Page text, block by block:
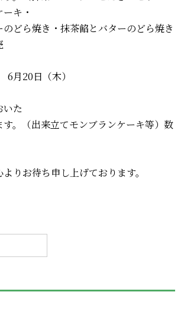
キ・
どら焼き・抹茶餡とバターのどら焼き
20日（木）
いた
。（出来立てモンブランケーキ等）数
りお待ち申し上げております。